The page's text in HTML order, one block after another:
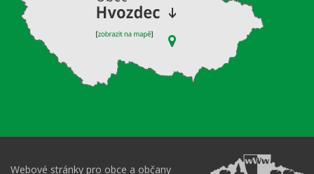
Webové stránky pro obce a občany